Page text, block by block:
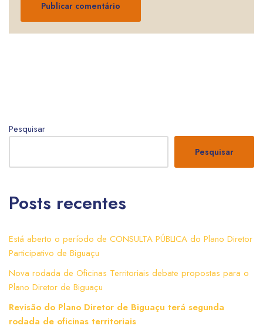
Pesquisar
Pesquisar
Posts recentes
Está aberto o período de CONSULTA PÚBLICA do Plano Diretor
Participativo de Biguaçu
Nova rodada de Oficinas Territoriais debate propostas para o
Plano Diretor de Biguaçu
Revisão do Plano Diretor de Biguaçu terá segunda
rodada de oficinas territoriais